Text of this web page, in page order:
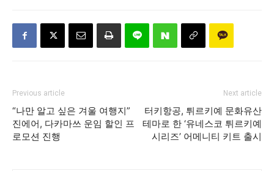
Previous article
“나만 알고 싶은 겨울 여행지”
진에어, 다카마쓰 운임 할인 프
로모션 진행
Next article
터키항공, 튀르키예 문화유산
테마로 한 ‘유네스코 튀르키예
시리즈’ 어메니티 키트 출시